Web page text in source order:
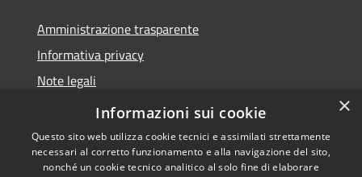
Amministrazione trasparente
Informativa privacy
Note legali
Dichiarazione di accessibilità
×
Informazioni sui cookie
Questo sito web utilizza cookie tecnici e assimilati strettamente
necessari al corretto funzionamento e alla navigazione del sito,
nonché un cookie tecnico analitico al solo fine di elaborare